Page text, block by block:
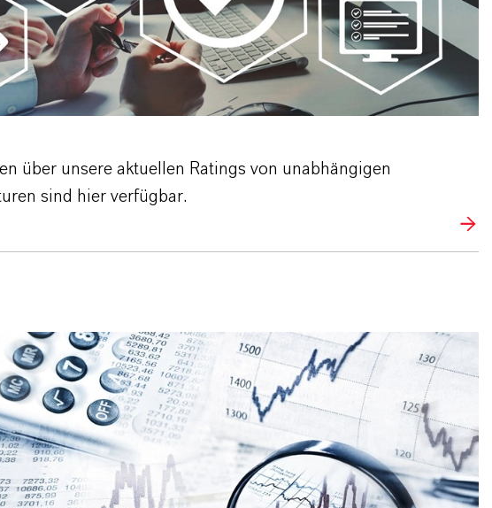
über unsere aktuellen Ratings von unabhängigen
sind hier verfügbar.